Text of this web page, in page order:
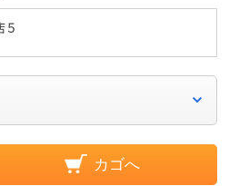
５
カゴへ